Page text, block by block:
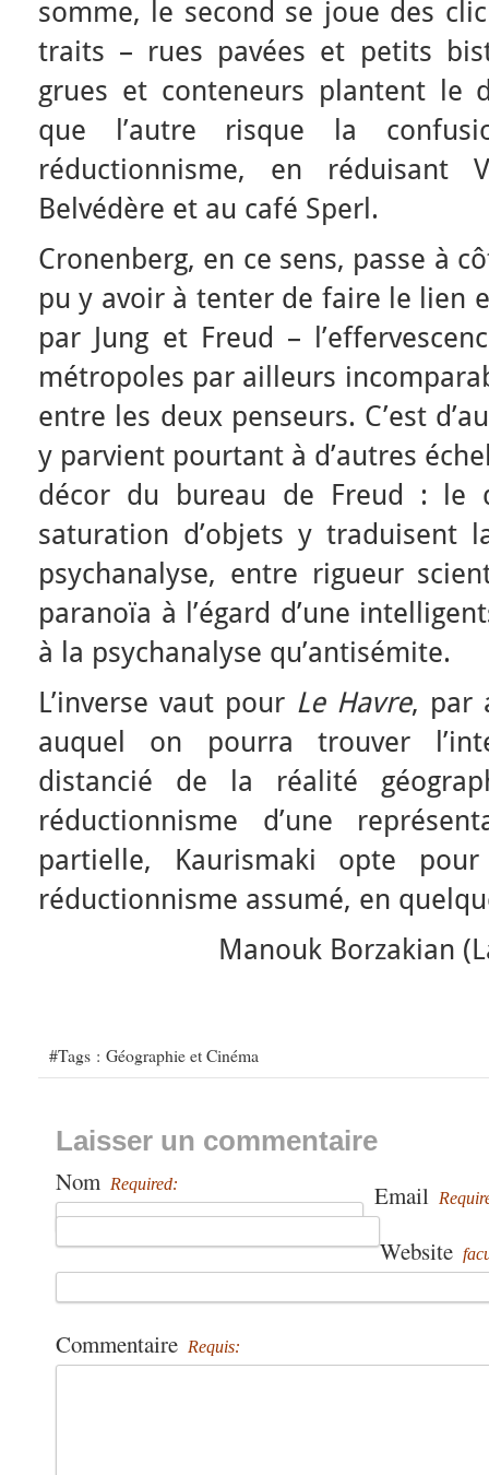
somme, le second se joue des
traits – rues pavées et petits
grues et conteneurs plantent le
que l’autre risque la
réductionnisme, en réduisant
Belvédère et au café Sperl.
Cronenberg, en ce sens, passe à
pu y avoir à tenter de faire le lien
par Jung et Freud –
métropoles par ailleurs
entre les deux penseurs. C’est
y parvient pourtant à d’autres
décor du bureau de Freud : le
saturation d’objets y traduisent
psychanalyse, entre rigueur
paranoïa à l’égard d’une
à la psychanalyse qu’antisémite.
L’inverse vaut pour Le Havre, par
auquel on pourra trouver
distancié de la réalité
réductionnisme d’une
partielle, Kaurismaki opte
réductionnisme assumé, en
Manouk Borzakian
#Tags : Géographie et Cinéma
Laisser un commentaire
Nom Required: Email
Website
Commentaire Requis: